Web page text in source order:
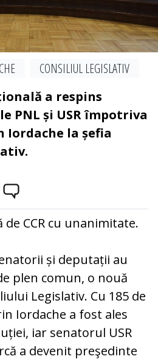
CONSILIUL LEGISLATIV
a respins
PNL și USR împotriva
la șefia
de CCR cu unanimitate.
și deputații au
plen comun, o nouă
Legislativ. Cu 185 de
Iordache a fost ales
iar senatorul USR
a devenit preşedinte